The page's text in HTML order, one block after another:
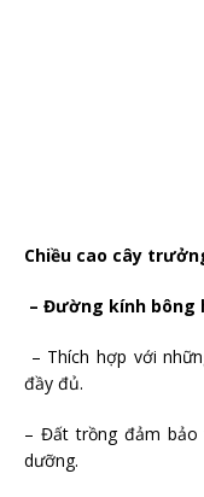
Chiều cao cây
– Đường kính bông
– Thích hợp với
đầy đủ.
– Đất trồng đảm
dưỡng.